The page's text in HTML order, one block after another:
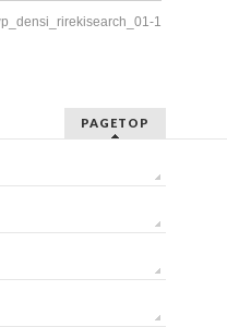
1
PAGETOP